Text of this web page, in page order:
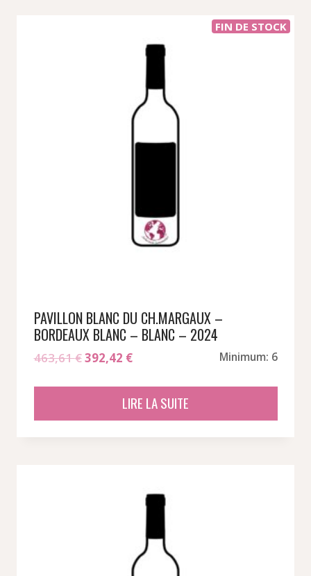
FIN DE STOCK
PAVILLON BLANC DU CH.MARGAUX –
BORDEAUX BLANC – BLANC – 2024
463,61€Le
392,42 €Le
est :
Minimum: 6
LIRE LA SUITE